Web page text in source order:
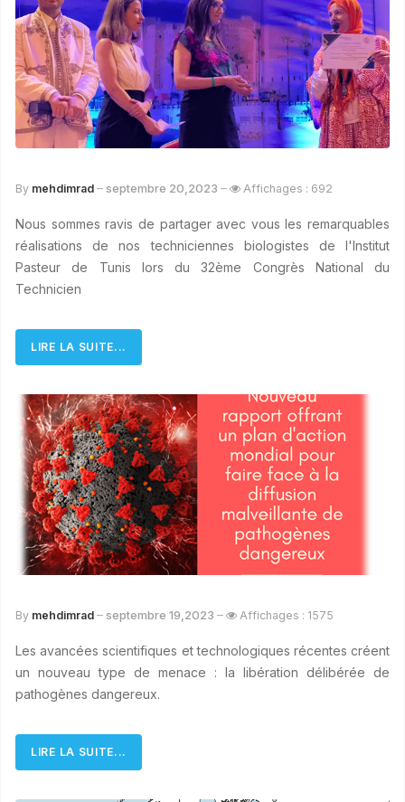
By mehdimrad septembre 20,2023 Affichages : 692
Nous sommes ravis de partager avec vous les remarquables
réalisations de nos techniciennes biologistes de l'Institut
Pasteur de Tunis lors du 32ème Congrès National du
Technicien
LIRE LA SUITE...
By mehdimrad septembre 19,2023 Affichages : 1575
Les avancées scientifiques et technologiques récentes créent
un nouveau type de menace : la libération délibérée de
pathogènes dangereux.
LIRE LA SUITE...